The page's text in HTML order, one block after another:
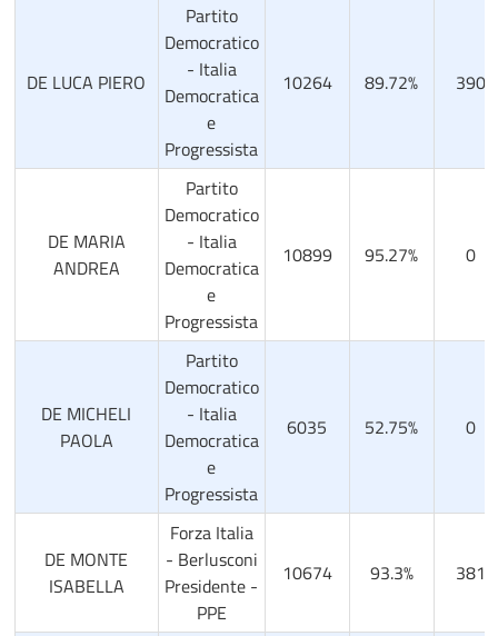
DE LUCA PIERO
Partito
Democratico
- Italia
Democratica
e
Progressista
10264 89.72% 390
DE MARIA
ANDREA
Partito
Democratico
- Italia
Democratica
e
Progressista
10899 95.27% 0
DE MICHELI
PAOLA
Partito
Democratico
- Italia
Democratica
e
Progressista
6035 52.75% 0
DE MONTE
ISABELLA
Forza Italia
- Berlusconi
Presidente -
PPE
10674 93.3% 381